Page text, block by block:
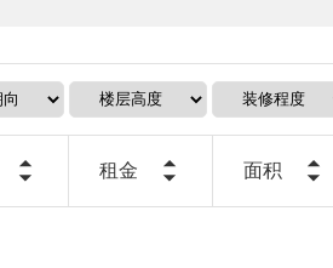
租金 面积